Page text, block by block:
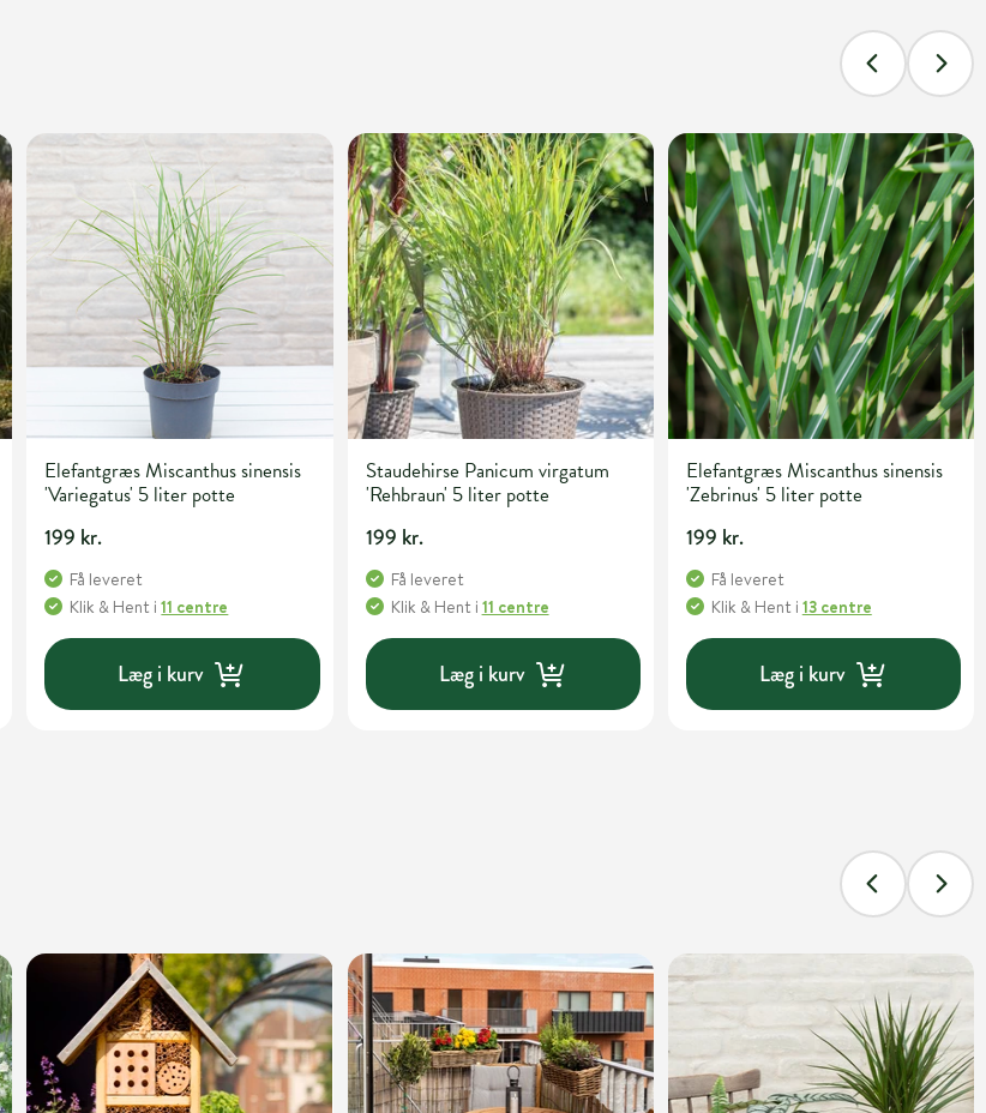
Elefantgræs Miscanthus sinensis
'Variegatus' 5 liter potte
199 kr.
Få leveret
Klik & Hent i11 centre
Læg i kurv
Staudehirse Panicum virgatum
'Rehbraun' 5 liter potte
199 kr.
Få leveret
Klik & Hent i 11 centre
Læg i kurv
Elefantgræs Miscanthus sinensis
'Zebrinus' 5 liter potte
199 kr.
Få leveret
Klik & Hent i 13 centre
Læg i kurv